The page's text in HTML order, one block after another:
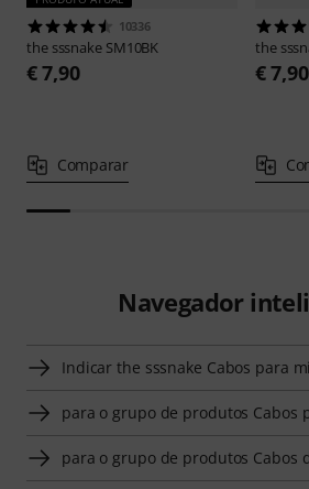
10336
the sssnake SM10BK
€ 7,90
Comparar
the
€ 7,90
Navegador
Indicar the sssnake Cabos para
para o grupo de produtos Cabos
para o grupo de produtos Cabos